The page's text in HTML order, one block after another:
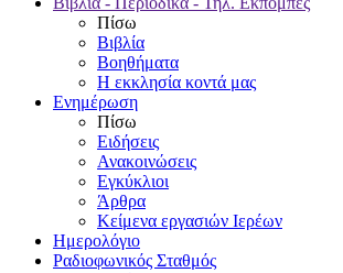
Πίσω
Βιβλία
Βοηθήματα
Η εκκλησία κοντά μας
Ενημέρωση
Πίσω
Ειδήσεις
Ανακοινώσεις
Εγκύκλιοι
Άρθρα
Κείμενα εργασιών Ιερέων
Ημερολόγιο
Ραδιοφωνικός Σταθμός